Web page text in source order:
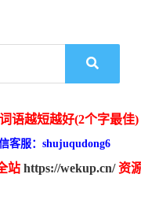
语越短越好(2个字最佳)
客服：shujuqudong6
站 https://wekup.cn/资